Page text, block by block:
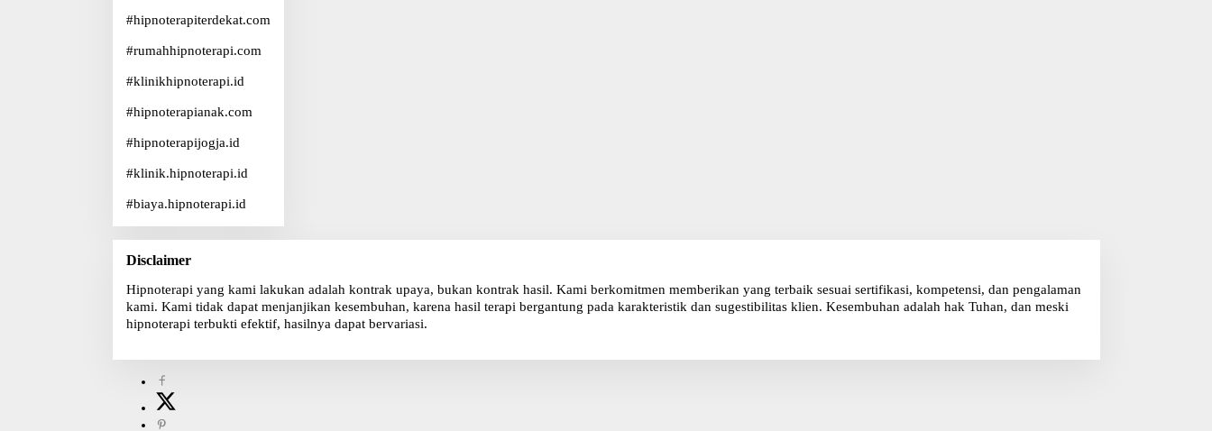
#hipnoterapiterdekat.com
#rumahhipnoterapi.com
#klinikhipnoterapi.id
#hipnoterapianak.com
#hipnoterapijogja.id
#klinik.hipnoterapi.id
#biaya.hipnoterapi.id
Disclaimer
Hipnoterapi yang kami lakukan adalah kontrak upaya, bukan kontrak hasil. Kami berkomitmen memberikan yang terbaik sesuai sertifikasi, kompetensi, dan pengalaman
kami. Kami tidak dapat menjanjikan kesembuhan, karena hasil terapi bergantung pada karakteristik dan sugestibilitas klien. Kesembuhan adalah hak Tuhan, dan meski
hipnoterapi terbukti efektif, hasilnya dapat bervariasi.